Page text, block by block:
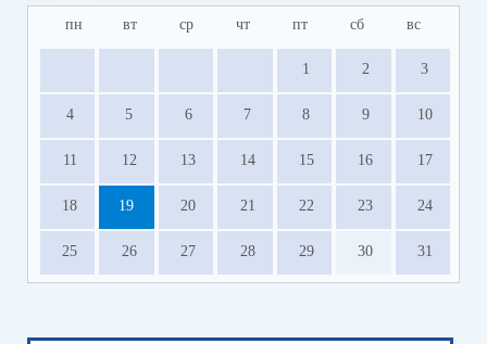
пн вт ср чт пт сб вс
1 2 3
4 5 6 7 8 9 10
11 12 13 14 15 16 17
18 19 20 21 22 23 24
25 26 27 28 29 30 31